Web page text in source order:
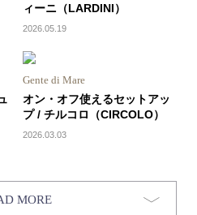
ィーニ（LARDINI）
2026.05.19
Gente di Mare
オン・オフ使えるセットアッ
プ / チルコロ（CIRCOLO）
2026.03.03
MORE